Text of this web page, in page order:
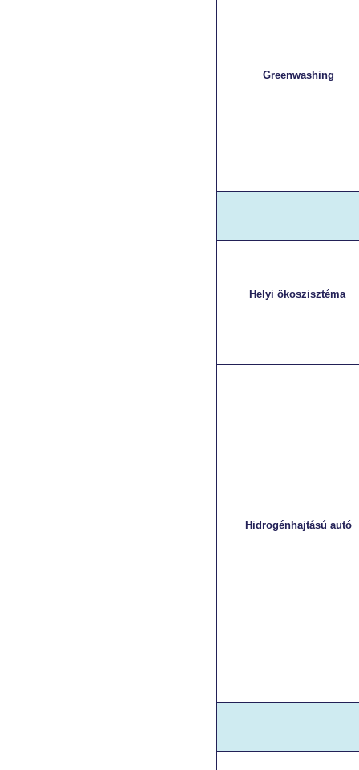
Greenwashing
Helyi ökoszisztéma
Hidrogénhajtású autó